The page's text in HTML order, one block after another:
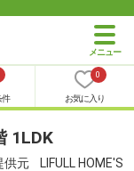
件
0
お気に入り
1LDK
供元 LIFULL HOME'S